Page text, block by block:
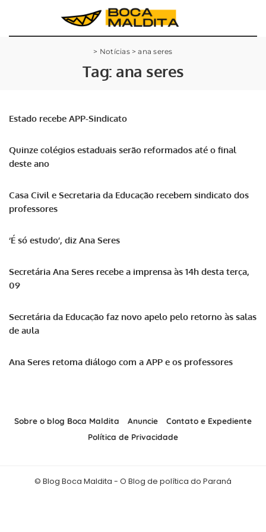
> Notícias>ana seres
Tag: ana seres
Estado recebe APP-Sindicato
Quinze colégios estaduais serão reformados até o final
deste ano
Casa Civil e Secretaria da Educação recebem sindicato dos
professores
‘É só estudo’, diz Ana Seres
Secretária Ana Seres recebe a imprensa às 14h desta terça,
09
Secretária da Educação faz novo apelo pelo retorno às salas
de aula
Ana Seres retoma diálogo com a APP e os professores
Sobre o blog Boca Maldita Anuncie
Contato e Expediente
Política de Privacidade
© Blog Boca Maldita - O Blog de política do Paraná